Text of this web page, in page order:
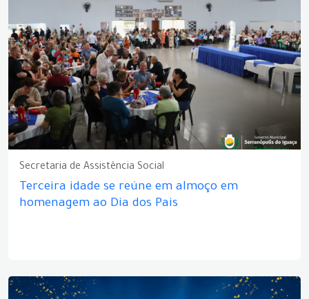
Secretaria de Assistência Social
Terceira idade se reúne em almoço em
homenagem ao Dia dos Pais